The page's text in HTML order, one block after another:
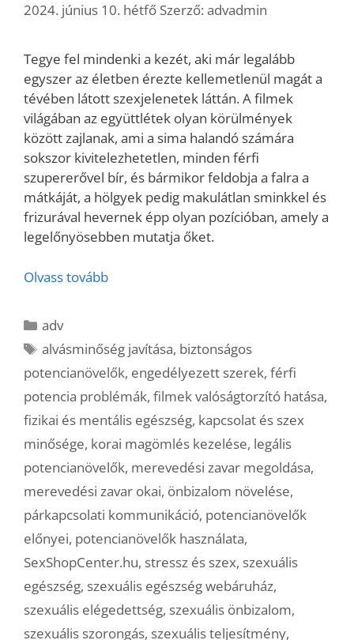
2024. június 10. hétfő Szerző: advadmin
Tegye fel mindenki a kezét, aki már legalább
egyszer az életben érezte kellemetlenül magát a
tévében látott szexjelenetek láttán. A filmek
világában az együttlétek olyan körülmények
között zajlanak, ami a sima halandó számára
sokszor kivitelezhetetlen, minden férfi
szupererővel bír, és bármikor feldobja a falra a
mátkáját, a hölgyek pedig makulátlan sminkkel és
frizurával hevernek épp olyan pozícióban, amely a
legelőnyösebben mutatja őket.
Olvass tovább
Kategória
adv
Címkék
alvásminőség javítása, biztonságos
potencianövelők, engedélyezett szerek, férfi
potencia problémák, filmek valóságtorzító hatása,
fizikai és mentális egészség, kapcsolat és szex
minősége, korai magömlés kezelése, legális
potencianövelők, merevedési zavar megoldása,
merevedési zavar okai, önbizalom növelése,
párkapcsolati kommunikáció, potencianövelők
előnyei, potencianövelők használata,
SexShopCenter.hu, stressz és szex, szexuális
egészség, szexuális egészség webáruház,
szexuális elégedettség, szexuális önbizalom,
szexuális szorongás, szexuális teljesítmény,